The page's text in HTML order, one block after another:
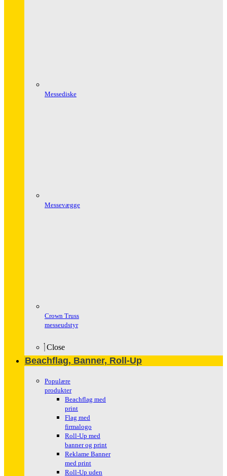
Messediske
Messevægge
Crown Truss
messeudstyr
Close
Beachflag, Banner, Roll-Up
Populære
produkter
Beachflag med
print
Flag med
firmalogo
Roll-Up med
banner og print
Reklame Banner
med print
Roll-Up uden